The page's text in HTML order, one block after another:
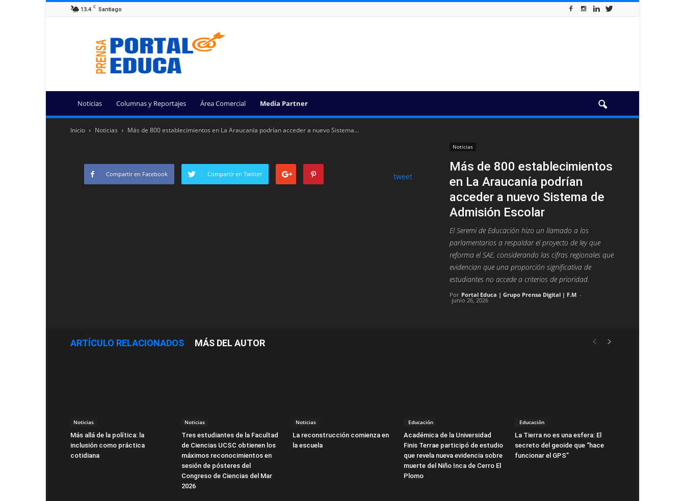
13.4 C Santiago
Portal
Educa
Noticias Columnas y Reportajes Área Comercial Media Partner
Inicio Noticias Más de 800 establecimientos en La Araucanía podrían acceder a nuevo Sistema...
Noticias
Más de 800 establecimientos
en La Araucanía podrían
acceder a nuevo Sistema de
Admisión Escolar
El Seremi de Educación hizo un llamado a los
parlamentarios a respaldar el proyecto de ley que
reforma el SAE, considerando las cifras regionales que
evidencian que una proporción significativa de
estudiantes no accede a criterios de prioridad.
Por Portal Educa | Grupo Prensa Digital | F.M -
junio 26, 2026
Compartir en Facebook Compartir en Twitter tweet
ARTÍCULO RELACIONADOS MÁS DEL AUTOR
Noticias
Más allá de la política: la
inclusión como práctica
cotidiana
Noticias
Tres estudiantes de la Facultad
de Ciencias UCSC obtienen los
máximos reconocimientos en
sesión de pósteres del
Congreso de Ciencias del Mar
2026
Noticias
La reconstrucción comienza en
la escuela
Educación
Académica de la Universidad
Finis Terrae participó de estudio
que revela nueva evidencia sobre
muerte del Niño Inca de Cerro El
Plomo
Educación
La Tierra no es una esfera: El
secreto del geoide que “hace
funcionar el GPS”